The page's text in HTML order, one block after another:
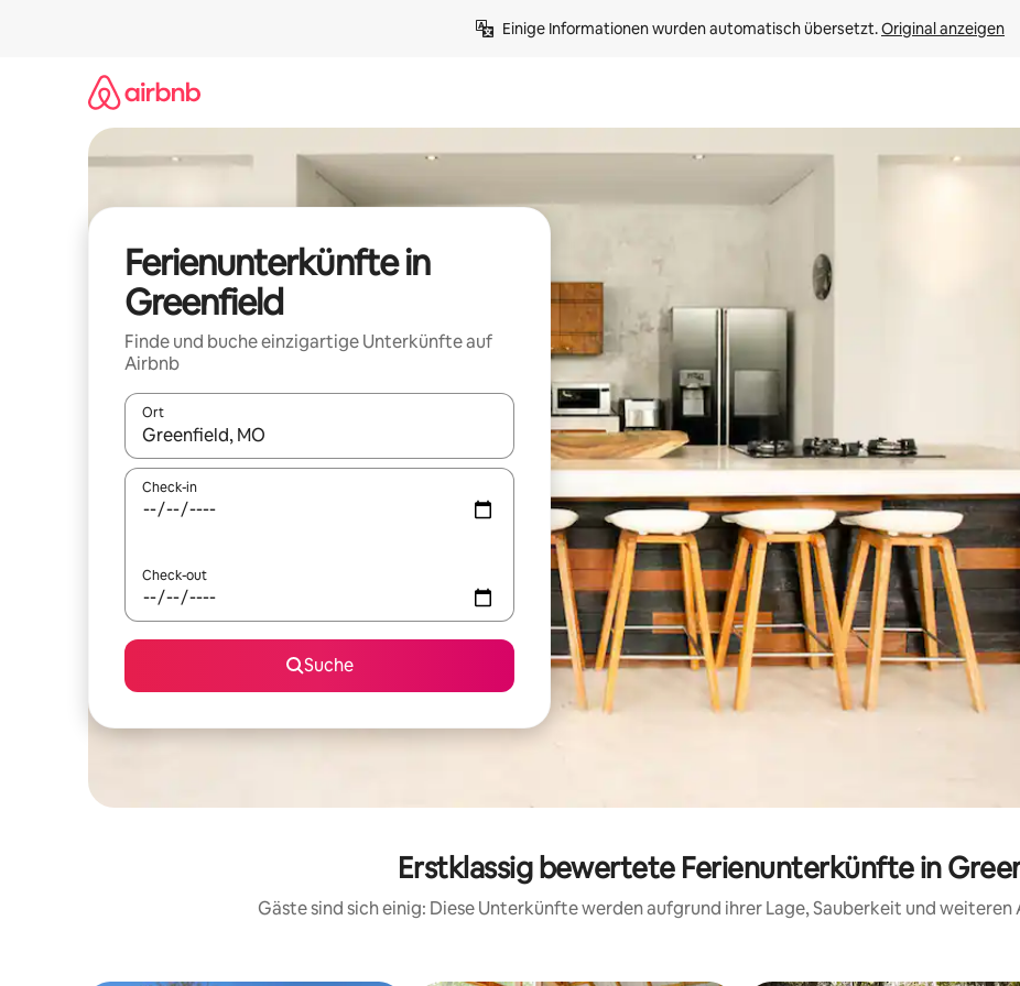
Einige Informationen wurden automatisch übersetzt. Original anzeigen
Ferienunterkünfte in
Greenfield
Finde und buche einzigartige Unterkünfte auf
Airbnb
Ort
Wenn Ergebnisse verfügbar sind, navigiere mit den Pfeiltasten nach oben und unten oder erkunde die Ergebnisse durch
Check-in
Check-out
Suche
Erstklassig bewertete Ferienunterkünfte in
Gäste sind sich einig: Diese Unterkünfte werden aufgrund ihrer Lage, Sauberkeit und